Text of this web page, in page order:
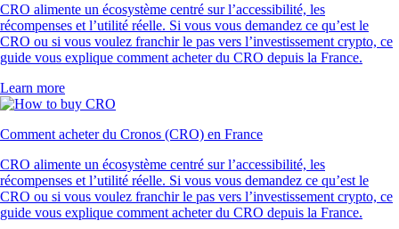
CRO alimente un écosystème centré sur l’accessibilité, les
récompenses et l’utilité réelle. Si vous vous demandez ce qu’est le
CRO ou si vous voulez franchir le pas vers l’investissement crypto, ce
guide vous explique comment acheter du CRO depuis la France.
Learn more
Comment acheter du Cronos (CRO) en France
CRO alimente un écosystème centré sur l’accessibilité, les
récompenses et l’utilité réelle. Si vous vous demandez ce qu’est le
CRO ou si vous voulez franchir le pas vers l’investissement crypto, ce
guide vous explique comment acheter du CRO depuis la France.